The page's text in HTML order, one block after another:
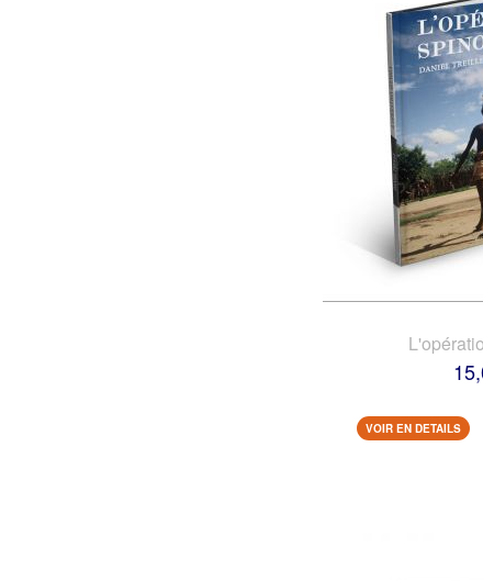
VOIR EN DETAILS